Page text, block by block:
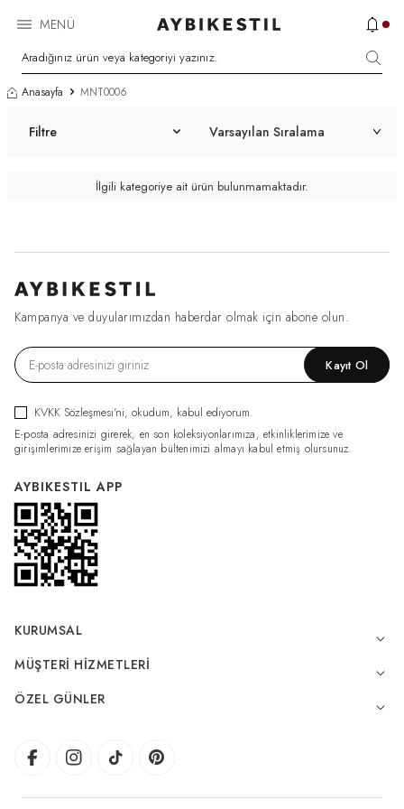
MENÜ
Anasayfa MNT0006
Filtre
İlgili kategoriye ait ürün bulunmamaktadır.
Kampanya ve duyularımızdan haberdar olmak için abone olun.
Kayıt Ol
KVKK Sözleşmesi'ni, okudum, kabul ediyorum.
E-posta adresinizi girerek, en son koleksiyonlarımıza, etkinliklerimize ve
girişimlerimize erişim sağlayan bültenimizi almayı kabul etmiş olursunuz.
AYBIKESTIL APP
KURUMSAL
MÜŞTERI HIZMETLERI
ÖZEL GÜNLER